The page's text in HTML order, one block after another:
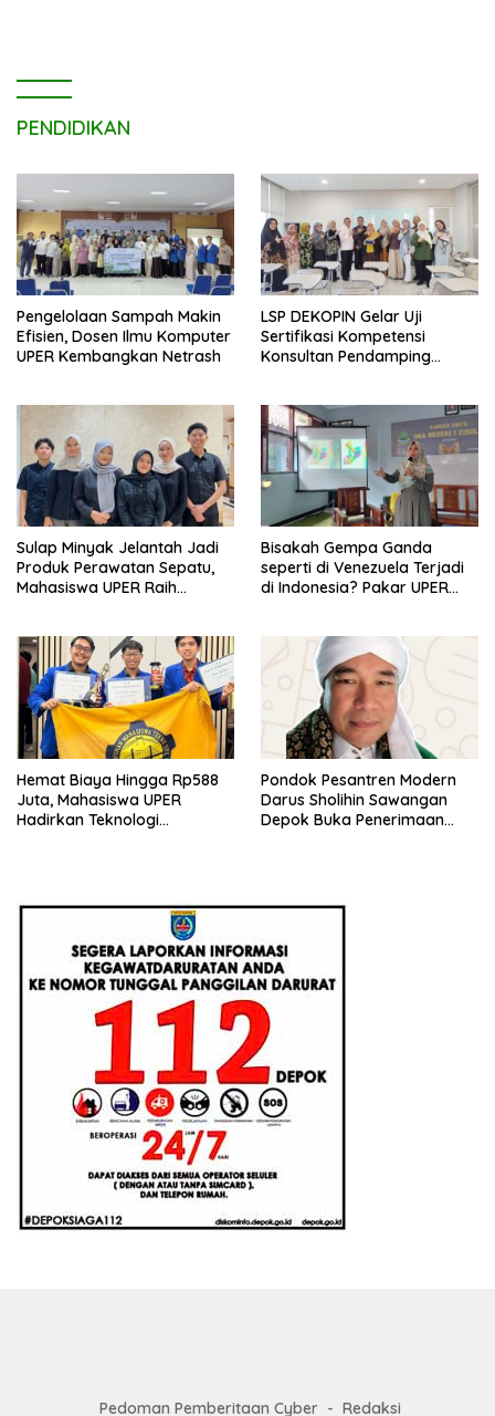
PENDIDIKAN
Pengelolaan Sampah Makin
Efisien, Dosen Ilmu Komputer
UPER Kembangkan Netrash
LSP DEKOPIN Gelar Uji
Sertifikasi Kompetensi
Konsultan Pendamping
Sulap Minyak Jelantah Jadi
Produk Perawatan Sepatu,
Mahasiswa UPER Raih
Bisakah Gempa Ganda
seperti di Venezuela Terjadi
di Indonesia? Pakar UPER
Hemat Biaya Hingga Rp588
Juta, Mahasiswa UPER
Hadirkan Teknologi
Pondok Pesantren Modern
Darus Sholihin Sawangan
Depok Buka Penerimaan
Pedoman Pemberitaan Cyber Redaksi